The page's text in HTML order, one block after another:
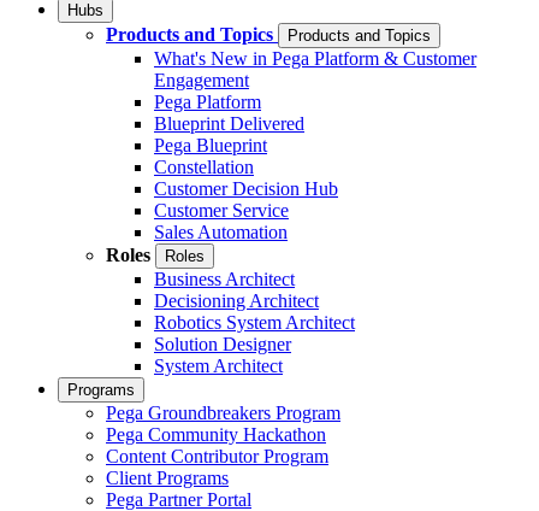
Hubs
Products and Topics Products and Topics
What's New in Pega Platform & Customer
Engagement
Pega Platform
Blueprint Delivered
Pega Blueprint
Constellation
Customer Decision Hub
Customer Service
Sales Automation
Roles
Roles
Business Architect
Decisioning Architect
Robotics System Architect
Solution Designer
System Architect
Programs
Pega Groundbreakers Program
Pega Community Hackathon
Content Contributor Program
Client Programs
Pega Partner Portal